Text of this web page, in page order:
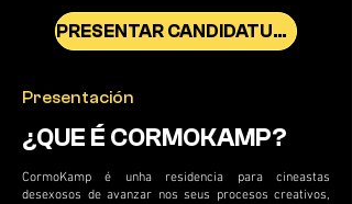
PRESENTAR CANDIDATURA
Presentación
¿QUE É CORMOKAMP?
CormoKamp é unha residencia para cineastas
desexosos de avanzar nos seus procesos creativos,